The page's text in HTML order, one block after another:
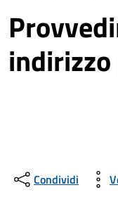
Condividi